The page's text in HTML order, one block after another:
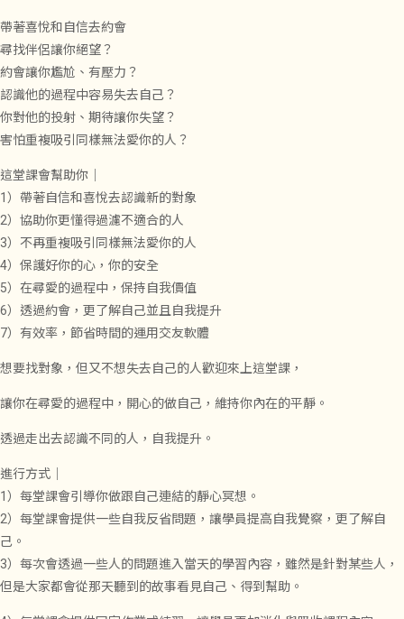
帶著喜悅和自信去約會
尋找伴侶讓你絕望？
約會讓你尷尬、有壓力？
認識他的過程中容易失去自己？
你對他的投射、期待讓你失望？
害怕重複吸引同樣無法愛你的人？
這堂課會幫助你｜
1）帶著自信和喜悅去認識新的對象
2）協助你更懂得過濾不適合的人
3）不再重複吸引同樣無法愛你的人
4）保護好你的心，你的安全
5）在尋愛的過程中，保持自我價值
6）透過約會，更了解自己並且自我提升
7）有效率，節省時間的運用交友軟體
想要找對象，但又不想失去自己的人歡迎來上這堂課，
讓你在尋愛的過程中，開心的做自己，維持你內在的平靜。
透過走出去認識不同的人，自我提升。
進行方式｜
1）每堂課會引導你做跟自己連結的靜心冥想。
2）每堂課會提供一些自我反省問題，讓學員提高自我覺察，更了解自
己。
3）每次會透過一些人的問題進入當天的學習內容，雖然是針對某些人，
但是大家都會從那天聽到的故事看見自己、得到幫助。